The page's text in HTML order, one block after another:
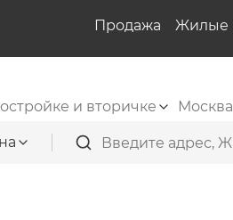
Продажа Жилые
и вторичке Москва